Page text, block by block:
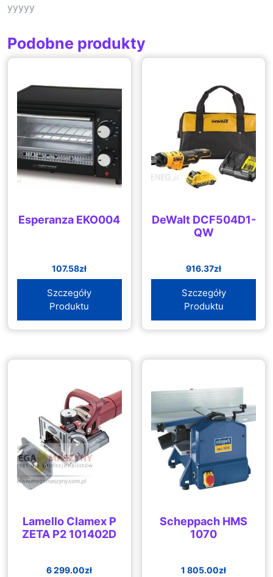
yyyyy
Podobne produkty
Esperanza EKO004
107.58zł
Szczegóły
Produktu
DeWalt DCF504D1-
QW
916.37zł
Szczegóły
Produktu
Lamello Clamex P
ZETA P2 101402D
6 299.00zł
Scheppach HMS
1070
1 805.00zł